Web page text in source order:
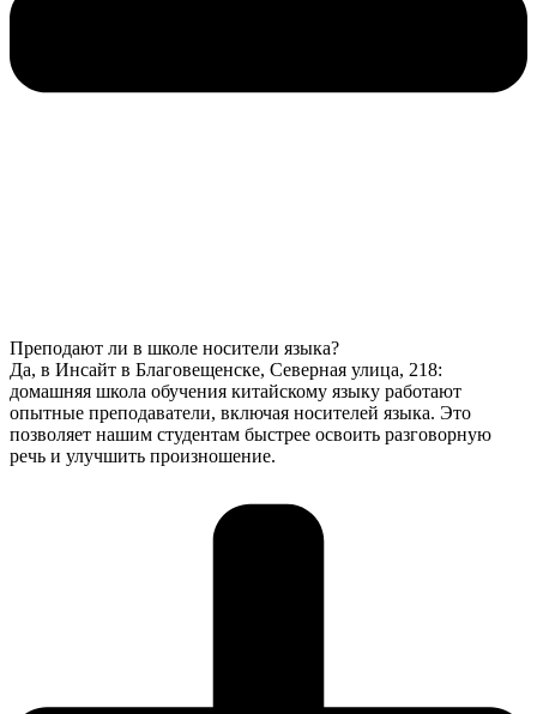
Преподают ли в школе носители языка?
Да, в Инсайт в Благовещенске, Северная улица, 218:
домашняя школа обучения китайскому языку работают
опытные преподаватели, включая носителей языка. Это
позволяет нашим студентам быстрее освоить разговорную
речь и улучшить произношение.